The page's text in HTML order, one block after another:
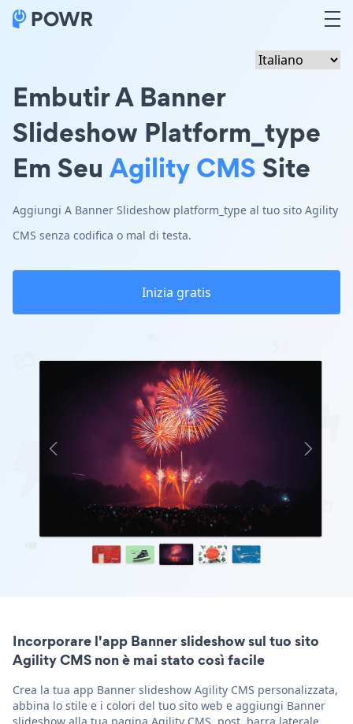
Embutir A Banner
Slideshow Platform_type
Em Seu Agility CMSSite
Aggiungi A Banner Slideshow platform_type al tuo sito Agility
CMS senza codifica o mal di testa.
Inizia gratis
Incorporare l'app Banner slideshow sul tuo sito
Agility CMS non è mai stato così facile
Crea la tua app Banner slideshow Agility CMS personalizzata,
abbina lo stile e i colori del tuo sito web e aggiungi Banner